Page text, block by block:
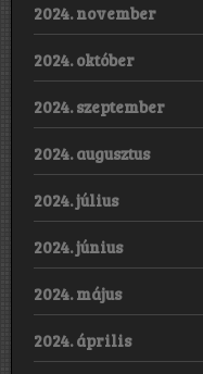
2024. november
2024. október
2024. szeptember
2024. augusztus
2024. július
2024. június
2024. május
2024. április